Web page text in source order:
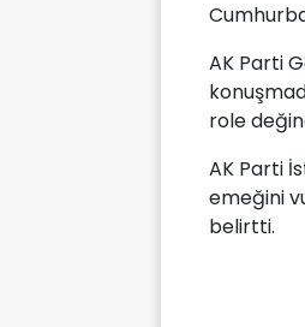
AK Parti
role
AK Parti
emeğini
belirtti.